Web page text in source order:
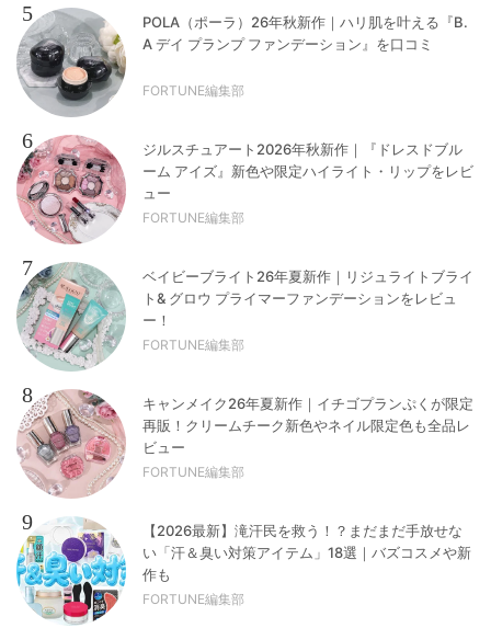
5
POLA（ポーラ）26年秋新作｜ハリ肌を叶える『B.
A デイ プランプ ファンデーション』を口コミ
FORTUNE編集部
6
ジルスチュアート2026年秋新作｜『ドレスドブル
ーム アイズ』新色や限定ハイライト・リップをレビ
ュー
FORTUNE編集部
7
ベイビーブライト26年夏新作｜リジュライトブライ
ト& グロウ プライマーファンデーションをレビュ
ー！
FORTUNE編集部
8
キャンメイク26年夏新作｜イチゴプランぷくが限定
再販！クリームチーク新色やネイル限定色も全品レ
ビュー
FORTUNE編集部
9
【2026最新】滝汗民を救う！？まだまだ手放せな
い「汗＆臭い対策アイテム」18選｜バズコスメや新
作も
FORTUNE編集部